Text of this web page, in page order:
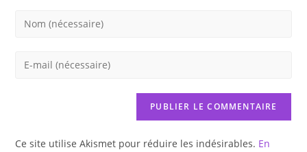
Enter
Enter
comment
Ce site utilise Akismet pour réduire les indésirables. En